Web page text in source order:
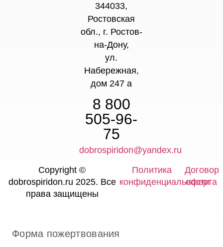
344033,
Ростовская
обл., г. Ростов-
на-Дону,
ул.
Набережная,
дом 247 а
8 800
505-96-
75
dobrospiridon@yandex.ru
Copyright ©
dobrospiridon.ru 2025. Все
права защищены
Политика
конфиденциальности
Договор
оферта
Форма пожертвования